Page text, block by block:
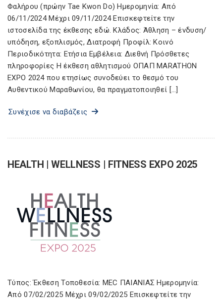
Φαλήρου (πρώην Tae Kwon Do) Ημερομηνία: Από
06/11/2024 Μέχρι 09/11/2024 Επισκεφτείτε την
ιστοσελίδα της έκθεσης εδώ. Κλάδος: Άθληση – ένδυση/
υπόδηση, εξοπλισμός, Διατροφή Προφίλ: Κοινό
Περιοδικότητα: Ετήσια Εμβέλεια: Διεθνή Πρόσθετες
πληροφορίες Η έκθεση αθλητισμού ΟΠΑΠ MARATHON
EXPO 2024 που ετησίως συνοδεύει το θεσμό του
Αυθεντικού Μαραθωνίου, θα πραγματοποιηθεί […]
Συνέχισε να διαβάζεις
HEALTH | WELLNESS | FITNESS EXPO 2025
Τύπος: Έκθεση Τοποθεσία: MEC ΠΑΙΑΝΙΑΣ Ημερομηνία:
Από 07/02/2025 Μέχρι 09/02/2025 Επισκεφτείτε την